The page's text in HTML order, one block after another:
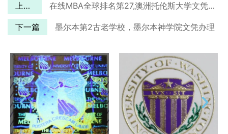
上一篇 在线MBA全球排名第27,澳洲托伦斯大学文凭如何才能获得？
下一篇 墨尔本第2古老学校，墨尔本神学院文凭办理